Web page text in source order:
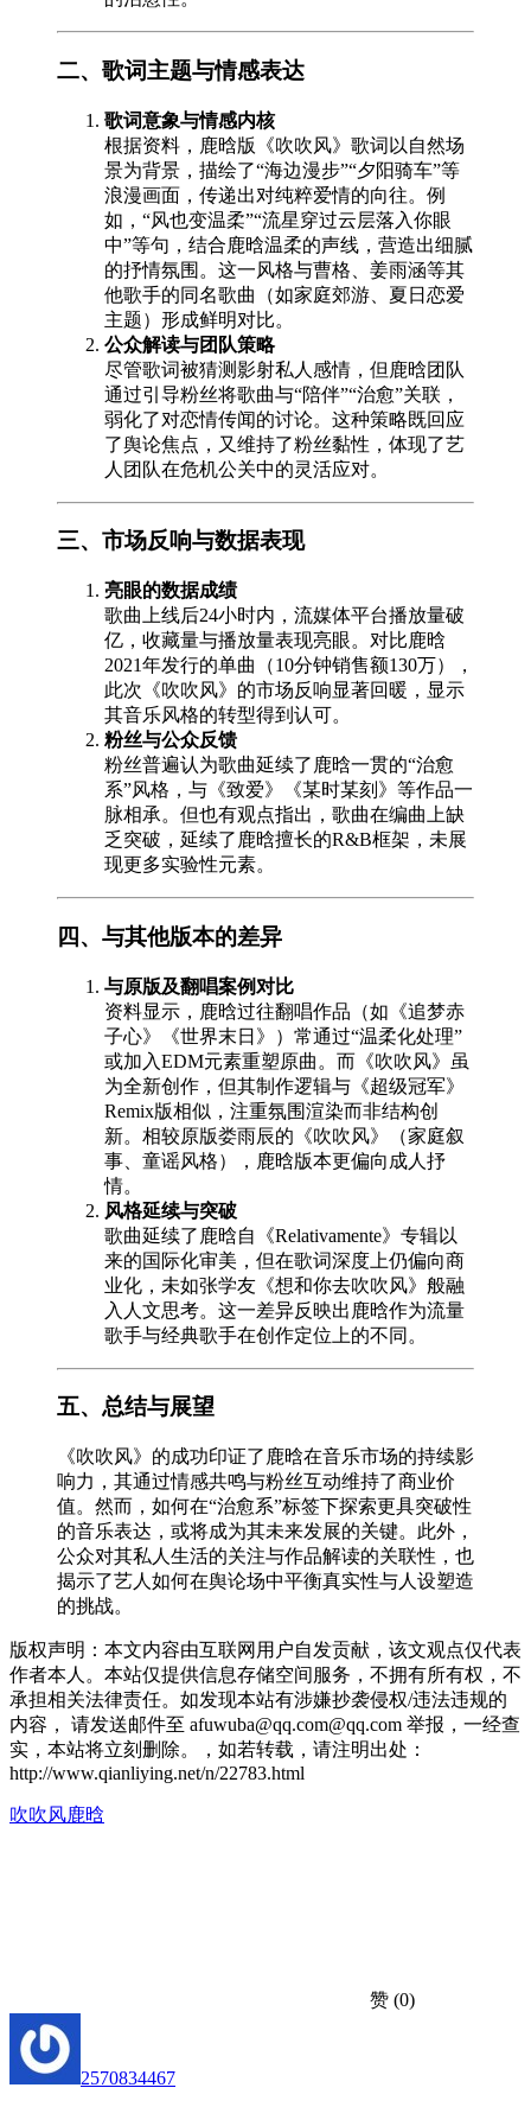
二、歌词主题与情感表达
歌词意象与情感内核
根据资料，鹿晗版《吹吹风》歌词以自然场
景为背景，描绘了“海边漫步”“夕阳骑车”等
浪漫画面，传递出对纯粹爱情的向往。例
如，“风也变温柔”“流星穿过云层落入你眼
中”等句，结合鹿晗温柔的声线，营造出细腻
的抒情氛围。这一风格与曹格、姜雨涵等其
他歌手的同名歌曲（如家庭郊游、夏日恋爱
主题）形成鲜明对比。
公众解读与团队策略
尽管歌词被猜测影射私人感情，但鹿晗团队
通过引导粉丝将歌曲与“陪伴”“治愈”关联，
弱化了对恋情传闻的讨论。这种策略既回应
了舆论焦点，又维持了粉丝黏性，体现了艺
人团队在危机公关中的灵活应对。
三、市场反响与数据表现
亮眼的数据成绩
歌曲上线后24小时内，流媒体平台播放量破
亿，收藏量与播放量表现亮眼。对比鹿晗
2021年发行的单曲（10分钟销售额130万），
此次《吹吹风》的市场反响显著回暖，显示
其音乐风格的转型得到认可。
粉丝与公众反馈
粉丝普遍认为歌曲延续了鹿晗一贯的“治愈
系”风格，与《致爱》《某时某刻》等作品一
脉相承。但也有观点指出，歌曲在编曲上缺
乏突破，延续了鹿晗擅长的R&B框架，未展
现更多实验性元素。
四、与其他版本的差异
与原版及翻唱案例对比
资料显示，鹿晗过往翻唱作品（如《追梦赤
子心》《世界末日》）常通过“温柔化处理”
或加入EDM元素重塑原曲。而《吹吹风》虽
为全新创作，但其制作逻辑与《超级冠军》
Remix版相似，注重氛围渲染而非结构创
新。相较原版娄雨辰的《吹吹风》（家庭叙
事、童谣风格），鹿晗版本更偏向成人抒
情。
风格延续与突破
歌曲延续了鹿晗自《Relativamente》专辑以
来的国际化审美，但在歌词深度上仍偏向商
业化，未如张学友《想和你去吹吹风》般融
入人文思考。这一差异反映出鹿晗作为流量
歌手与经典歌手在创作定位上的不同。
五、总结与展望
《吹吹风》的成功印证了鹿晗在音乐市场的持续影
响力，其通过情感共鸣与粉丝互动维持了商业价
值。然而，如何在“治愈系”标签下探索更具突破性
的音乐表达，或将成为其未来发展的关键。此外，
公众对其私人生活的关注与作品解读的关联性，也
揭示了艺人如何在舆论场中平衡真实性与人设塑造
的挑战。
版权声明：本文内容由互联网用户自发贡献，该文观点仅代表
作者本人。本站仅提供信息存储空间服务，不拥有所有权，不
承担相关法律责任。如发现本站有涉嫌抄袭侵权/违法违规的
内容， 请发送邮件至 afuwuba@qq.com@qq.com 举报，一经查
实，本站将立刻删除。，如若转载，请注明出处：
http://www.qianliying.net/n/22783.html
吹吹风鹿晗
赞 (0)
2570834467